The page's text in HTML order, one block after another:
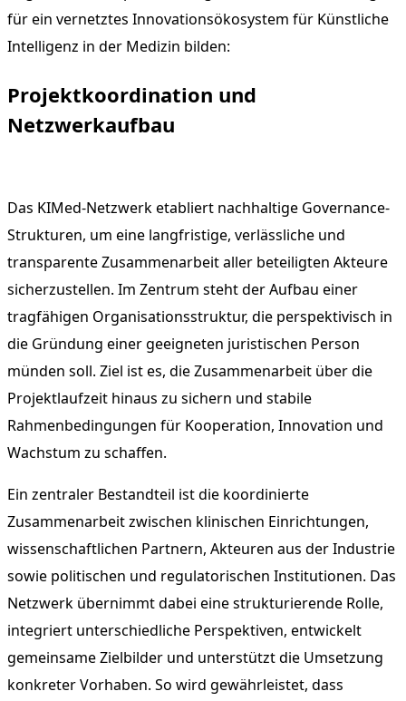
für ein vernetztes Innovationsökosystem für Künstliche
Intelligenz in der Medizin bilden:
Projektkoordination und
Netzwerkaufbau
Das KIMed-Netzwerk etabliert nachhaltige Governance-
Strukturen, um eine langfristige, verlässliche und
transparente Zusammenarbeit aller beteiligten Akteure
sicherzustellen. Im Zentrum steht der Aufbau einer
tragfähigen Organisationsstruktur, die perspektivisch in
die Gründung einer geeigneten juristischen Person
münden soll. Ziel ist es, die Zusammenarbeit über die
Projektlaufzeit hinaus zu sichern und stabile
Rahmenbedingungen für Kooperation, Innovation und
Wachstum zu schaffen.
Ein zentraler Bestandteil ist die koordinierte
Zusammenarbeit zwischen klinischen Einrichtungen,
wissenschaftlichen Partnern, Akteuren aus der Industrie
sowie politischen und regulatorischen Institutionen. Das
Netzwerk übernimmt dabei eine strukturierende Rolle,
integriert unterschiedliche Perspektiven, entwickelt
gemeinsame Zielbilder und unterstützt die Umsetzung
konkreter Vorhaben. So wird gewährleistet, dass